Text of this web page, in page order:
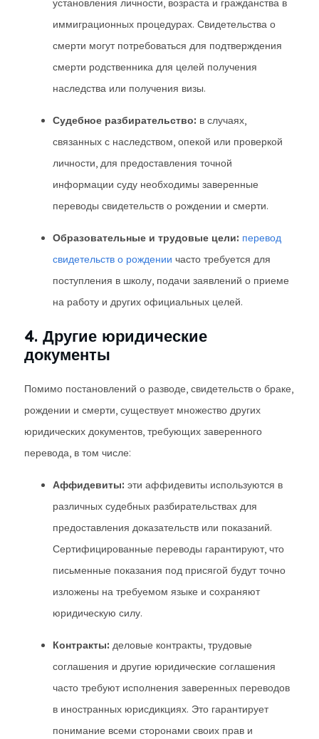
установления личности, возраста и гражданства в
иммиграционных процедурах. Свидетельства о
смерти могут потребоваться для подтверждения
смерти родственника для целей получения
наследства или получения визы.
Судебное разбирательство: в случаях,
связанных с наследством, опекой или проверкой
личности, для предоставления точной
информации суду необходимы заверенные
переводы свидетельств о рождении и смерти.
Образовательные и трудовые цели: перевод
свидетельств о рождении часто требуется для
поступления в школу, подачи заявлений о приеме
на работу и других официальных целей.
4. Другие юридические
документы
Помимо постановлений о разводе, свидетельств о браке,
рождении и смерти, существует множество других
юридических документов, требующих заверенного
перевода, в том числе:
Аффидевиты: эти аффидевиты используются в
различных судебных разбирательствах для
предоставления доказательств или показаний.
Сертифицированные переводы гарантируют, что
письменные показания под присягой будут точно
изложены на требуемом языке и сохраняют
юридическую силу.
Контракты: деловые контракты, трудовые
соглашения и другие юридические соглашения
часто требуют исполнения заверенных переводов
в иностранных юрисдикциях. Это гарантирует
понимание всеми сторонами своих прав и